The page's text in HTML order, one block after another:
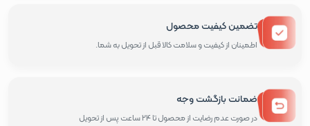
تضمین کیفیت محصول
اطمینان از کیفیت و سلامت کالا قبل از تحویل به شما.
ضمانت بازگشت وجه
در صورت عدم رضایت از محصول تا 24 ساعت پس از تحویل